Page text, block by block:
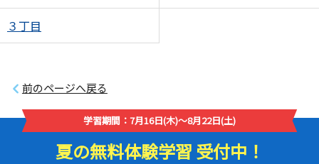
３丁目
前のページへ戻る
学習期間：7月16日(木)～8月22日(土)
夏の無料体験学習 受付中！